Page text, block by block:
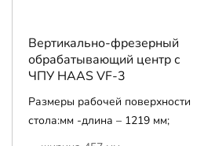
Вертикально-фрезерный
обрабатывающий центр с
ЧПУ HAAS VF-3
Размеры рабочей поверхности
стола:мм -длина – 1219 мм;